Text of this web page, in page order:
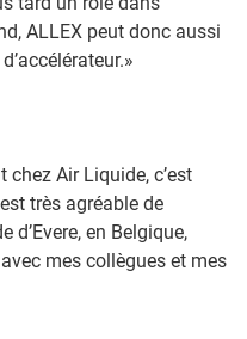
ALLEX peut donc aussi
Air Liquide, c’est
très agréable de
d’Evere, en Belgique,
mes collègues et mes